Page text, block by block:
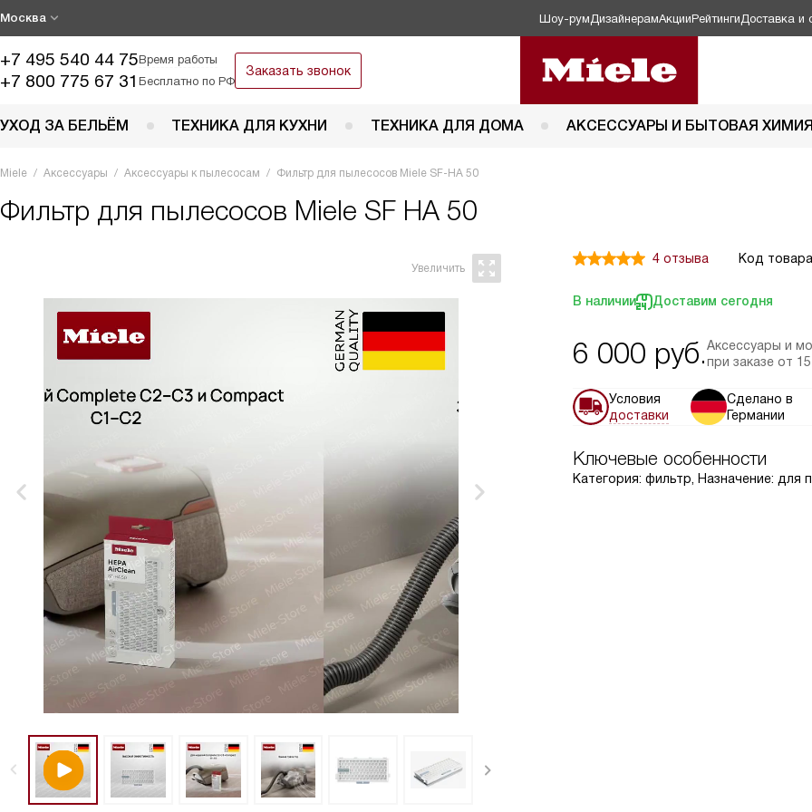
Москва Шоу-рум ДизайнерамАкцииРейтинги Доставка и
+7 495 540 44 75Время работы
+7 800 775 67 31 Бесплатно по РФ
Заказать звонок
УХОД ЗА БЕЛЬЁМ ТЕХНИКА ДЛЯ КУХНИ ТЕХНИКА ДЛЯ ДОМА АКСЕССУАРЫ И БЫТОВАЯ ХИМИЯ
Miele Аксессуары Аксессуары к пылесосам Фильтр для пылесосов Miele SF-HA 50
Фильтр для пылесосов Miele SF HA 50
4 отзыва Код
В наличии Доставим сегодня
6 000 руб.Аксессуары и
при заказе от
Условия
доставки
Сделано в
Германии
Ключевые особенности
Категория: фильтр, Назначение: для